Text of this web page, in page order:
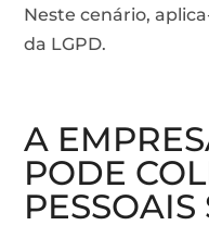
Neste cenário,
da LGPD.
A
PODE
PESSOAIS